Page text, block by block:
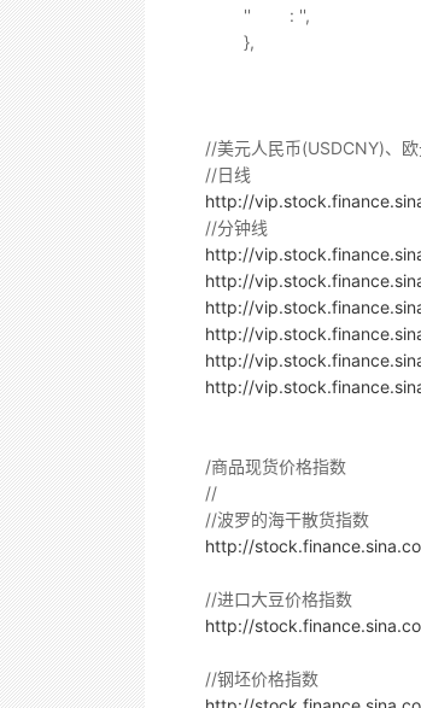
'' : '',
},
//美元人民币(USDCNY)、
//日线
http://
//分钟线
http://
http://
http://
http://
http://
http://
/商品现货价格指数
//
//波罗的海干散货指数
http://
//进口大豆价格指数
http://
//钢坯价格指数